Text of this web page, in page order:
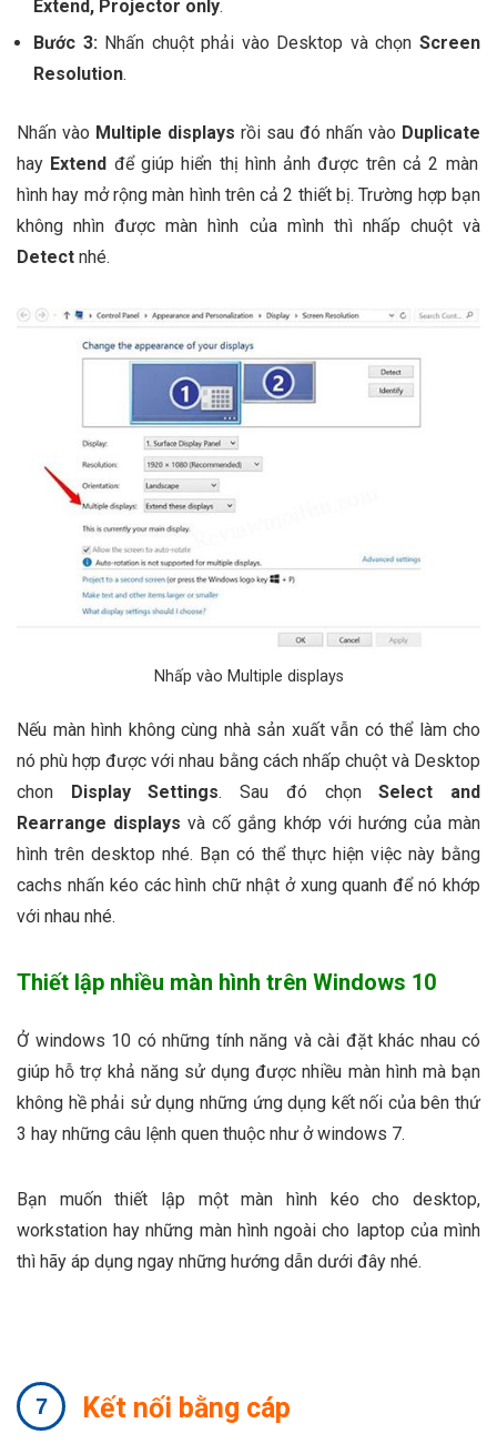
Extend, Projector only.
Bước 3:Nhấn chuột phải vào Desktop và chọnScreen
Resolution.
Nhấn vào Multiple displays rồi sau đó nhấn vào Duplicate
hay Extend để giúp hiển thị hình ảnh được trên cả 2 màn
hình hay mở rộng màn hình trên cả 2 thiết bị. Trường hợp bạn
không nhìn được màn hình của mình thì nhấp chuột và
Detect nhé.
Nhấp vào Multiple displays
Nếu màn hình không cùng nhà sản xuất vẫn có thể làm cho
nó phù hợp được với nhau bằng cách nhấp chuột và Desktop
chon
Display Settings. Sau đó chọnSelect and
Rearrange displays và cố gắng khớp với hướng của màn
hình trên desktop nhé. Bạn có thể thực hiện việc này bằng
cachs nhấn kéo các hình chữ nhật ở xung quanh để nó khớp
với nhau nhé.
Thiết lập nhiều màn hình trên Windows 10
Ở windows 10 có những tính năng và cài đặt khác nhau có
giúp hỗ trợ khả năng sử dụng được nhiều màn hình mà bạn
không hề phải sử dụng những ứng dụng kết nối của bên thứ
3 hay những câu lệnh quen thuộc như ở windows 7.
Bạn muốn thiết lập một màn hình kéo cho desktop,
workstation hay những màn hình ngoài cho laptop của mình
thì hãy áp dụng ngay những hướng dẫn dưới đây nhé.
Kết nối bằng cáp